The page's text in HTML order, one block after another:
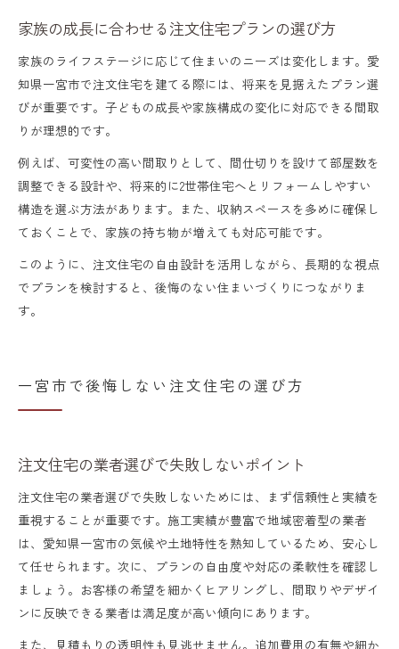
家族の成長に合わせる注文住宅プランの選び方
家族のライフステージに応じて住まいのニーズは変化します。愛
知県一宮市で注文住宅を建てる際には、将来を見据えたプラン選
びが重要です。子どもの成長や家族構成の変化に対応できる間取
りが理想的です。
例えば、可変性の高い間取りとして、間仕切りを設けて部屋数を
調整できる設計や、将来的に2世帯住宅へとリフォームしやすい
構造を選ぶ方法があります。また、収納スペースを多めに確保し
ておくことで、家族の持ち物が増えても対応可能です。
このように、注文住宅の自由設計を活用しながら、長期的な視点
でプランを検討すると、後悔のない住まいづくりにつながりま
す。
一宮市で後悔しない注文住宅の選び方
注文住宅の業者選びで失敗しないポイント
注文住宅の業者選びで失敗しないためには、まず信頼性と実績を
重視することが重要です。施工実績が豊富で地域密着型の業者
は、愛知県一宮市の気候や土地特性を熟知しているため、安心し
て任せられます。次に、プランの自由度や対応の柔軟性を確認し
ましょう。お客様の希望を細かくヒアリングし、間取りやデザイ
ンに反映できる業者は満足度が高い傾向にあります。
また、見積もりの透明性も見逃せません。追加費用の有無や細か